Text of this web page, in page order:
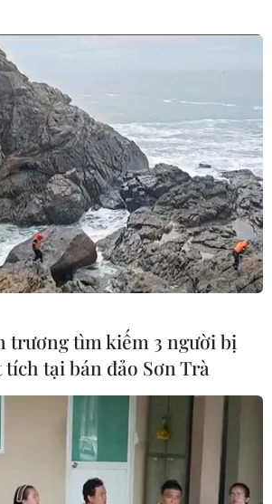
trương tìm kiếm 3 người bị
tại bán đảo Sơn Trà